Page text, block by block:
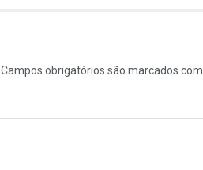
Campos obrigatórios são marcados com